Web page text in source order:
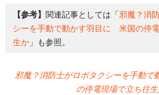
【参考】 関連記事としては「 邪魔？消
シーを手動で動かす羽目に 米国の停
生か 」も参照。
邪魔？消防士がロボタクシーを手動
の停電現場で立ち往